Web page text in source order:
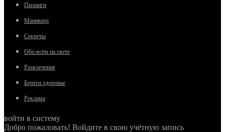
Пилинги
Маникюр
Секреты
Обо всём на свете
Развлечение
Береги здоровье
Реклама
войти в систему
Добро пожаловать! Войдите в свою учётную запись